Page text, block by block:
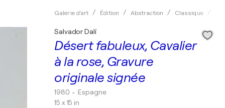
Galerie d'art Édition Abstraction Classique
Désert fabuleux, Cavalier
à la rose, Gravure
originale signée
Salvador Dalí
1980 • Espagne
15 x 15 in